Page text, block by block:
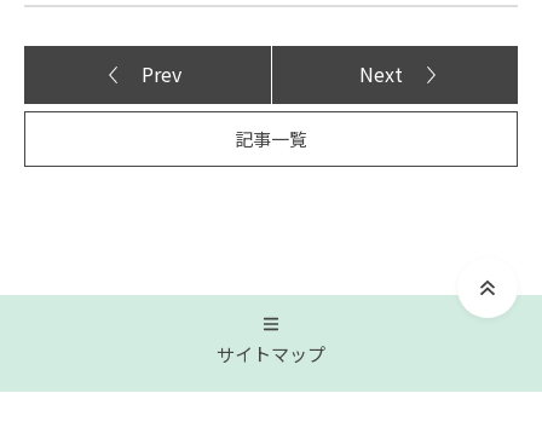
Prev Next
記事一覧
サイトマップ